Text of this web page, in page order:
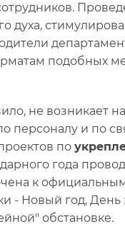
духа,
подобных
не возникает
персоналу и по
по
года
к
- Новый год, День
обстановке.